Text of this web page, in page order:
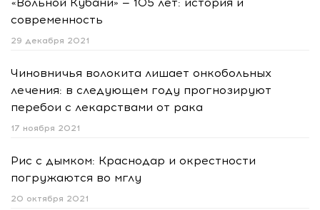
современность
29 декабря 2021
Чиновничья волокита лишает онкобольных
лечения: в следующем году прогнозируют
перебои с лекарствами от рака
17 ноября 2021
Рис с дымком: Краснодар и окрестности
погружаются во мглу
20 октября 2021